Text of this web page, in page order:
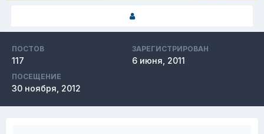
ПОСТОВ
117
ЗАРЕГИСТРИРОВАН
6 июня, 2011
ПОСЕЩЕНИЕ
30 ноября, 2012